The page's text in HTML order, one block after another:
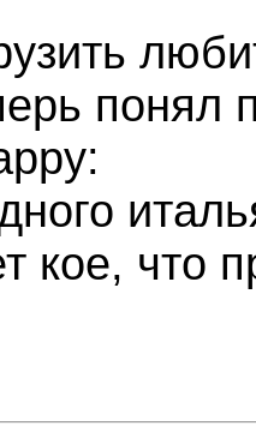
понял
кое, что